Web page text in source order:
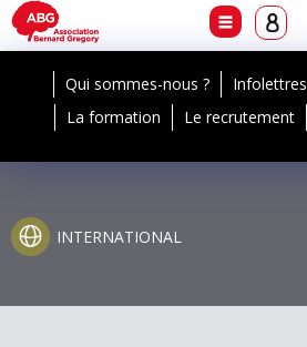
Qui sommes-nous ? Infolettres
La formation
Le recrutement
INTERNATIONAL